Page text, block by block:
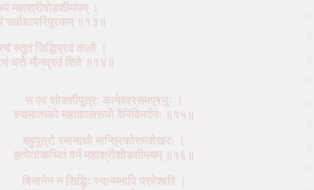
महाश्रीषोडशीमयम् ।
सर्वाशापरिपूरकम् ॥१३॥
स्तुतं सिद्धिप्रदं कलौ ।
धत्ते मौनव्रतं शिवे ॥१४॥
स एव शोडशीपुत्रः कामेश्वरसमप्रभुः ।
श्यामात्मको महाकालरूपो वैरिविमर्दनः ॥१५॥
बहुपुत्रो रमानाथो मान्त्रिकोत्तमशेखरः ।
इत्येतत्कथितं वर्म महाश्रीशोडशीमयम् ॥१६॥
विनानेन न सिद्धिः स्यान्ममापि परमेश्वरि ।